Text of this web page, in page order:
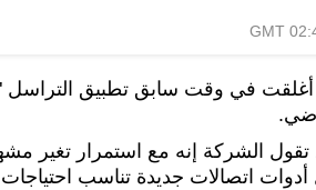
الشركة إنه مع استمرار تغير مشهد
أدوات اتصالات جديدة تناسب